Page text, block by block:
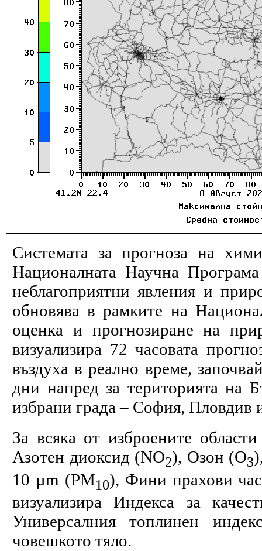
Системата за прогноза на
Националната Научна
неблагоприятни явления и
обновява в рамките на
оценка и прогнозиране на
визуализира 72 часовата
въздуха в реално време,
дни напред за територията на
избрани града – София, Пловдив
За всяка от изброените
Азотен диоксид (NO2), Озон (O3
10 µm (PM10), Фини прахови
визуализира Индекса за
Универсалния топлинен
човешкото тяло.